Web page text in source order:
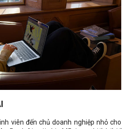
viên đến chủ doanh nghiệp nhỏ cho